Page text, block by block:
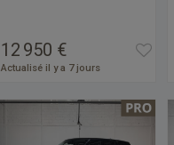
12 950 €
Actualisé il y a 7 jours